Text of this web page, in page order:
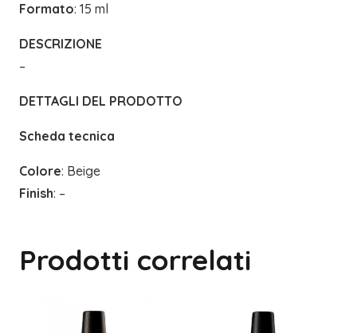
Formato: 15 ml
DESCRIZIONE
–
DETTAGLI DEL PRODOTTO
Scheda tecnica
Colore: Beige
Finish: –
Prodotti correlati